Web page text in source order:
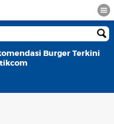
Burger Terkini